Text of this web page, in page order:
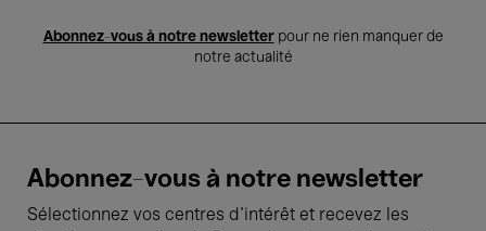
Abonnez-vous à notre newsletterpour ne rien manquer de
notre actualité
Abonnez-vous à notre newsletter
Sélectionnez vos centres d'intérêt et recevez les